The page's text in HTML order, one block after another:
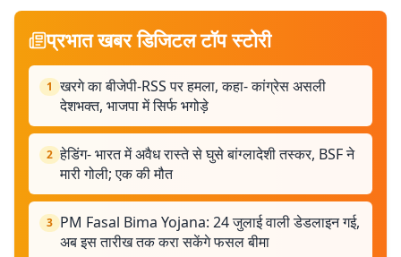
प्रभात खबर डिजिटल टॉप स्टोरी
1 खरगे का बीजेपी-RSS पर हमला, कहा- कांग्रेस असली
देशभक्त, भाजपा में सिर्फ भगोड़े
2 हेडिंग- भारत में अवैध रास्ते से घुसे बांग्लादेशी तस्कर, BSF ने
मारी गोली; एक की मौत
3 PM Fasal Bima Yojana: 24 जुलाई वाली डेडलाइन गई,
अब इस तारीख तक करा सकेंगे फसल बीमा